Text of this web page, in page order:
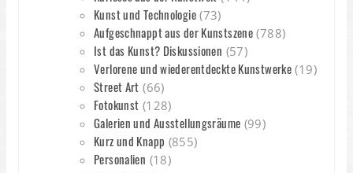
Kunst und Technologie(73)
Aufgeschnappt aus der Kunstszene (788)
Ist das Kunst? Diskussionen (57)
Verlorene und wiederentdeckte Kunstwerke (19)
Street Art (66)
Fotokunst (128)
Galerien und Ausstellungsräume (99)
Kurz und Knapp (855)
Personalien (18)